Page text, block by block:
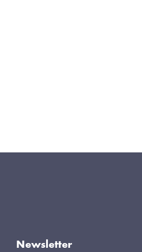
Newsletter